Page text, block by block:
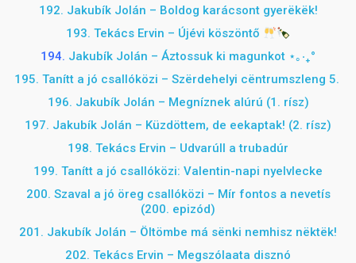
192. Jakubík Jolán – Boldog karácsont gyerëkëk!
193. Tekács Ervin – Újévi köszöntő
194. Jakubík Jolán – Áztossuk ki magunkot ⋆｡‧₊°
195. Tanítt a jó csallóközi – Szërdehelyi cëntrumszleng 5.
196. Jakubík Jolán – Megníznek alúrú (1. rísz)
197. Jakubík Jolán – Küzdöttem, de eekaptak! (2. rísz)
198. Tekács Ervin – Udvarúll a trubadúr
199. Tanítt a jó csallóközi: Valentin-napi nyelvlecke
200. Szaval a jó öreg csallóközi – Mír fontos a nevetís
(200. epizód)
201. Jakubík Jolán – Öltömbe má sënki nemhisz nëktëk!
202. Tekács Ervin – Megszólaata disznó